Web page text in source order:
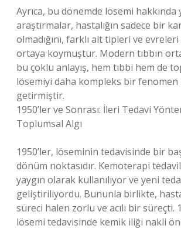
Ayrıca, bu dönemde lösemi hakkında
araştırmalar, hastalığın sadece bir
olmadığını, farklı alt tipleri ve
ortaya koymuştur. Modern tıbbın
bu çoklu anlayış, hem tıbbi hem de
lösemiyi daha kompleks bir fenomen
getirmiştir.
1950’ler ve Sonrası: İleri Tedavi
Toplumsal Algı
1950’ler, löseminin tedavisinde bir
dönüm noktasıdır. Kemoterapi
yaygın olarak kullanılıyor ve yeni
geliştiriliyordu. Bununla birlikte,
süreci halen zorlu ve acılı bir süreçti.
lösemi tedavisinde kemik iliği nakli